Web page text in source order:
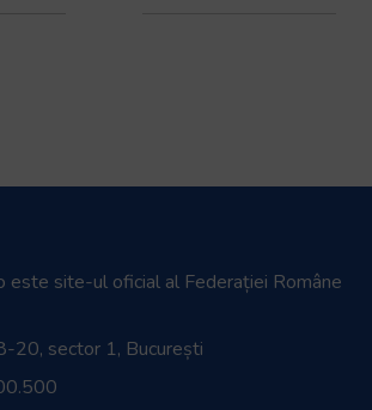
este site-ul oficial al Federației Române
20, sector 1, București